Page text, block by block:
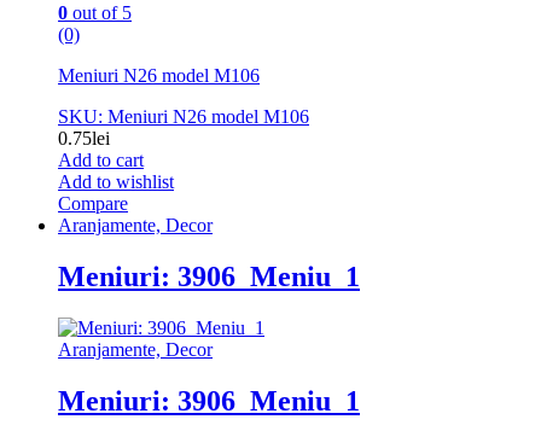
0 out of 5
(0)
Meniuri N26 model M106
SKU: Meniuri N26 model M106
0.75lei
Add to cart
Add to wishlist
Compare
Aranjamente, Decor
Meniuri: 3906_Meniu_1
Aranjamente, Decor
Meniuri: 3906_Meniu_1